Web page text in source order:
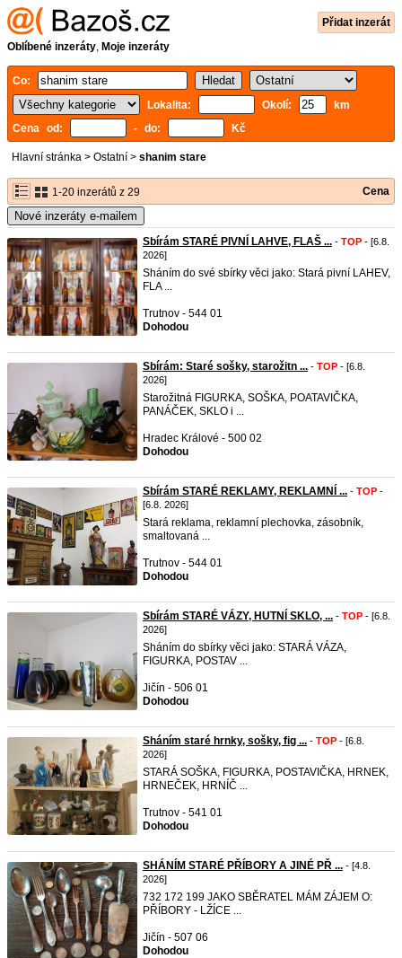
Přidat inzerát
Oblíbené inzeráty, Moje inzeráty
Co:
Lokalita:
Okolí:
km
Cena od:
- do: Kč
Hlavní stránka > Ostatní > shanim stare
1-20 inzerátů z 29 Cena
Nové inzeráty e-mailem
Sbírám STARÉ PIVNÍ LAHVE, FLAŠ ... - TOP - [6.8.
2026]
Sháním do své sbírky věci jako: Stará pivní LAHEV,
FLA ...
Trutnov - 544 01
Dohodou
Sbírám: Staré sošky, starožitn ... - TOP - [6.8.
2026]
Starožitná FIGURKA, SOŠKA, POATAVIČKA,
PANÁČEK, SKLO i ...
Hradec Králové - 500 02
Dohodou
Sbírám STARÉ REKLAMY, REKLAMNÍ ... - TOP -
[6.8. 2026]
Stará reklama, reklamní plechovka, zásobník,
smaltovaná ...
Trutnov - 544 01
Dohodou
Sbírám STARÉ VÁZY, HUTNÍ SKLO, ... - TOP - [6.8.
2026]
Sháním do sbírky věci jako: STARÁ VÁZA,
FIGURKA, POSTAV ...
Jičín - 506 01
Dohodou
Sháním staré hrnky, sošky, fig ... - TOP - [6.8.
2026]
STARÁ SOŠKA, FIGURKA, POSTAVIČKA, HRNEK,
HRNEČEK, HRNÍČ ...
Trutnov - 541 01
Dohodou
SHÁNÍM STARÉ PŘÍBORY A JINÉ PŘ ... - [4.8.
2026]
732 172 199 JAKO SBĚRATEL MÁM ZÁJEM O:
PŘÍBORY - LŽÍCE ...
Jičín - 507 06
Dohodou